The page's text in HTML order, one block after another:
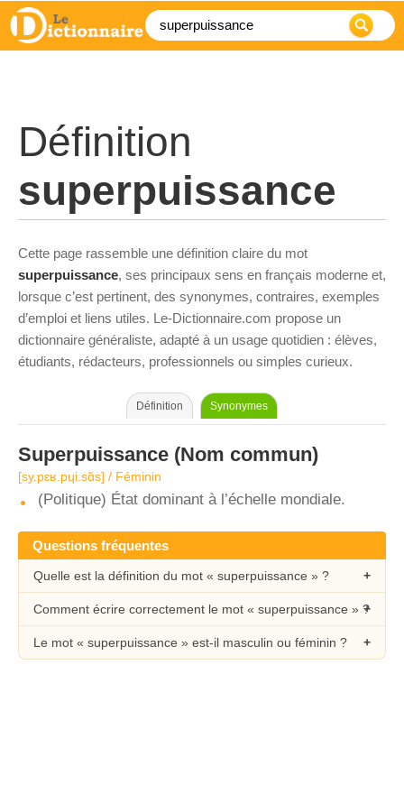
Définition
superpuissance
Cette page rassemble une définition claire du mot
superpuissance, ses principaux sens en français moderne et,
lorsque c’est pertinent, des synonymes, contraires, exemples
d’emploi et liens utiles. Le-Dictionnaire.com propose un
dictionnaire généraliste, adapté à un usage quotidien : élèves,
étudiants, rédacteurs, professionnels ou simples curieux.
Définition Synonymes
Superpuissance (Nom commun)
[sy.pɛʁ.pɥi.sɑ̃s] / Féminin
(Politique) État dominant à l’échelle mondiale.
Questions fréquentes
Quelle est la définition du mot « superpuissance » ?
Comment écrire correctement le mot « superpuissance » ?
Le mot « superpuissance » est-il masculin ou féminin ?